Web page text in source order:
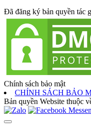
Đã đăng ký bản quyền tác
Chính sách bảo mật
CHÍNH SÁCH BẢO
Bản quyền Website thuộc